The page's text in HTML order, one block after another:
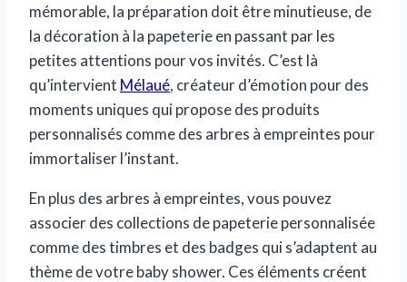
mémorable, la préparation doit être minutieuse, de
la décoration à la papeterie en passant par les
petites attentions pour vos invités. C’est là
qu’intervient Mélaué, créateur d’émotion pour des
moments uniques qui propose des produits
personnalisés comme des arbres à empreintes pour
immortaliser l’instant.
En plus des arbres à empreintes, vous pouvez
associer des collections de papeterie personnalisée
comme des timbres et des badges qui s’adaptent au
thème de votre baby shower. Ces éléments créent